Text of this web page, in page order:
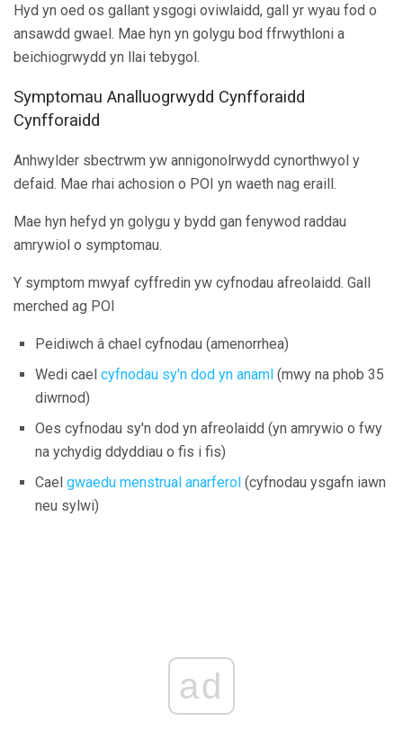
Hyd yn oed os gallant ysgogi oviwlaidd, gall yr wyau fod o
ansawdd gwael. Mae hyn yn golygu bod ffrwythloni a
beichiogrwydd yn llai tebygol.
Symptomau Analluogrwydd Cynfforaidd
Cynfforaidd
Anhwylder sbectrwm yw annigonolrwydd cynorthwyol y
defaid. Mae rhai achosion o POI yn waeth nag eraill.
Mae hyn hefyd yn golygu y bydd gan fenywod raddau
amrywiol o symptomau.
Y symptom mwyaf cyffredin yw cyfnodau afreolaidd. Gall
merched ag POI
Peidiwch â chael cyfnodau (amenorrhea)
Wedi cael cyfnodau sy'n dod yn anaml (mwy na phob 35
diwrnod)
Oes cyfnodau sy'n dod yn afreolaidd (yn amrywio o fwy
na ychydig ddyddiau o fis i fis)
Cael gwaedu menstrual anarferol (cyfnodau ysgafn iawn
neu sylwi)
ad